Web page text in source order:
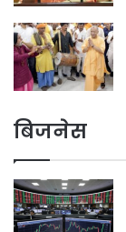
बिजनेस